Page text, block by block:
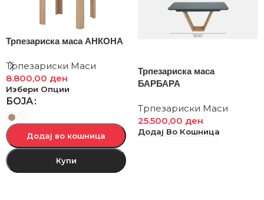
Трпезариска маса АНКОНА
Трпезариски Маси
8.800,00 ден
Избери Опции
БОЈА
Додај во кошница
Купи
Трпезариска маса
БАРБАРА
Трпезариски Маси
25.500,00 ден
Додај Во Кошница